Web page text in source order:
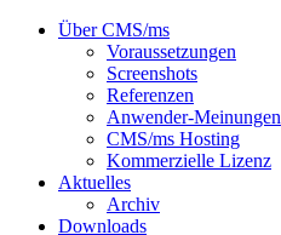
Über CMS/ms
Voraussetzungen
Screenshots
Referenzen
Anwender-Meinungen
CMS/ms Hosting
Kommerzielle Lizenz
Aktuelles
Archiv
Downloads